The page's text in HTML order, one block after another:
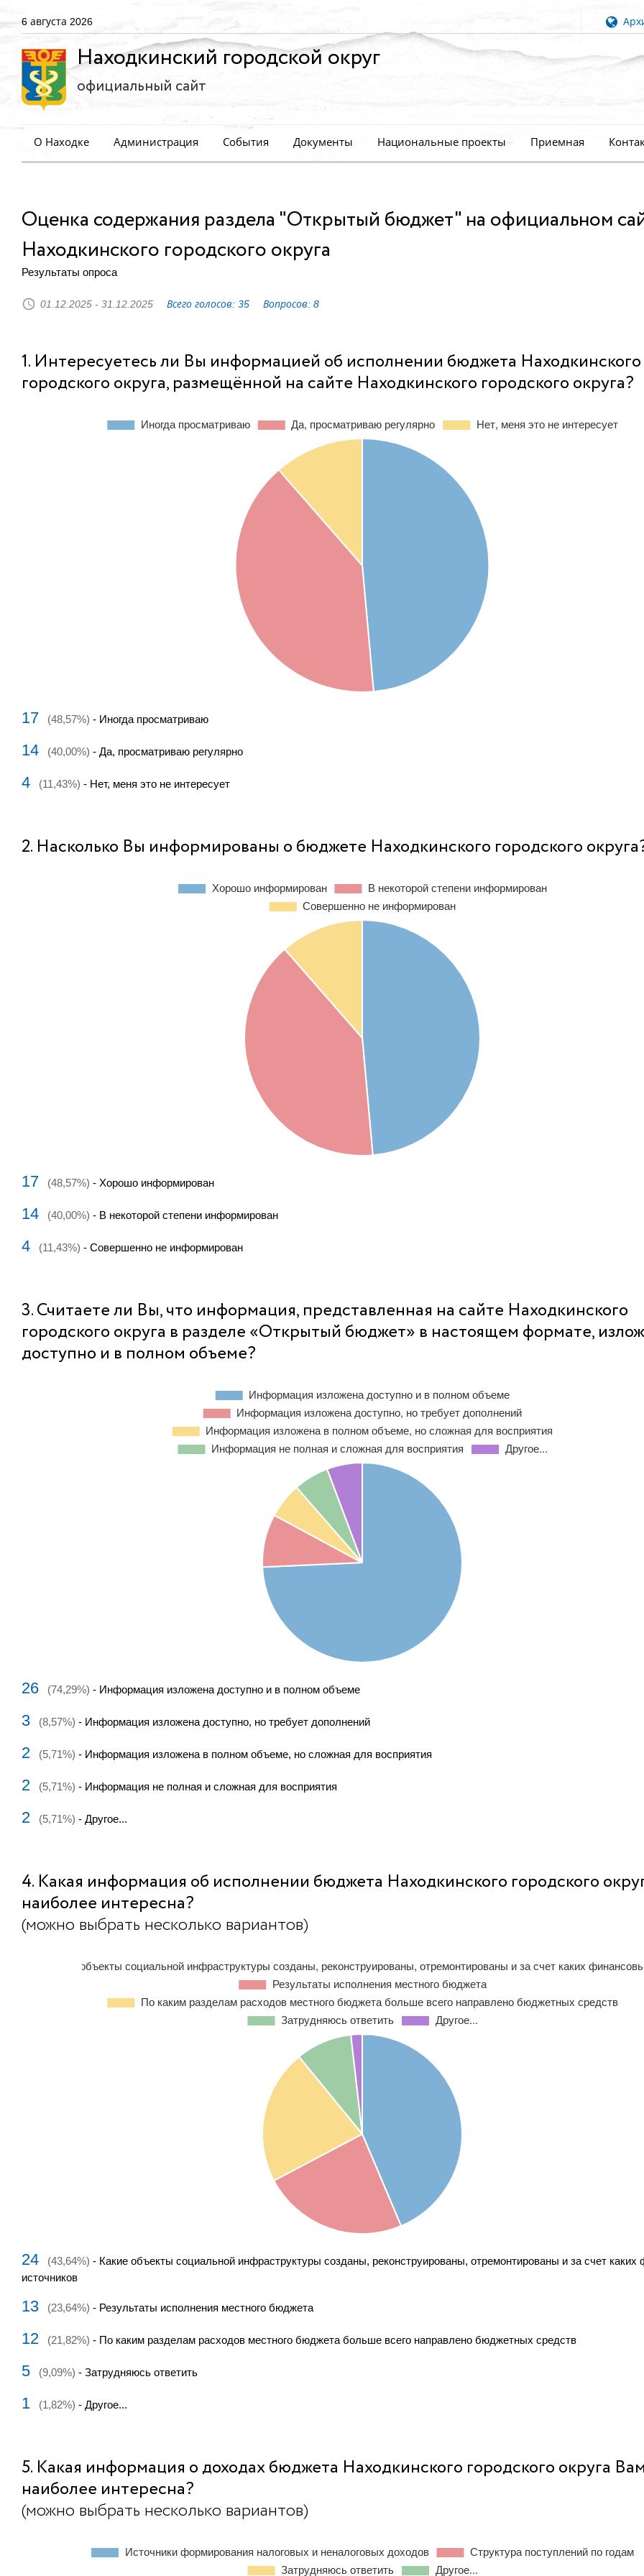
6 августа 2026
Находкинский городской округ
официальный сайт
О Находке Администрация События Документы Национальные проекты Приемная
Оценка содержания раздела "Открытый бюджет" на официальном
Находкинского городского округа
Результаты опроса
01.12.2025 - 31.12.2025 Всего голосов: 35 Вопросов: 8
1. Интересуетесь ли Вы информацией об исполнении бюджета Находкинского
городского округа, размещённой на сайте Находкинского городского округа?
17 (48,57%) - Иногда просматриваю
14 (40,00%) - Да, просматриваю регулярно
4 (11,43%) - Нет, меня это не интересует
2. Насколько Вы информированы о бюджете Находкинского городского
17 (48,57%) - Хорошо информирован
14 (40,00%) - В некоторой степени информирован
4 (11,43%) - Совершенно не информирован
3. Считаете ли Вы, что информация, представленная на сайте Находкинского
городского округа в разделе «Открытый бюджет» в настоящем формате,
доступно и в полном объеме?
26 (74,29%) - Информация изложена доступно и в полном объеме
3 (8,57%) - Информация изложена доступно, но требует дополнений
2 (5,71%) - Информация изложена в полном объеме, но сложная для восприятия
2 (5,71%) - Информация не полная и сложная для восприятия
2 (5,71%) - Другое...
4. Какая информация об исполнении бюджета Находкинского городского
наиболее интересна?
(можно выбрать несколько вариантов)
24 (43,64%) - Какие объекты социальной инфраструктуры созданы, реконструированы, отремонтированы и за счет каких
источников
13 (23,64%) - Результаты исполнения местного бюджета
12 (21,82%) - По каким разделам расходов местного бюджета больше всего направлено бюджетных средств
5 (9,09%) - Затрудняюсь ответить
1 (1,82%) - Другое...
5. Какая информация о доходах бюджета Находкинского городского округа
наиболее интересна?
(можно выбрать несколько вариантов)